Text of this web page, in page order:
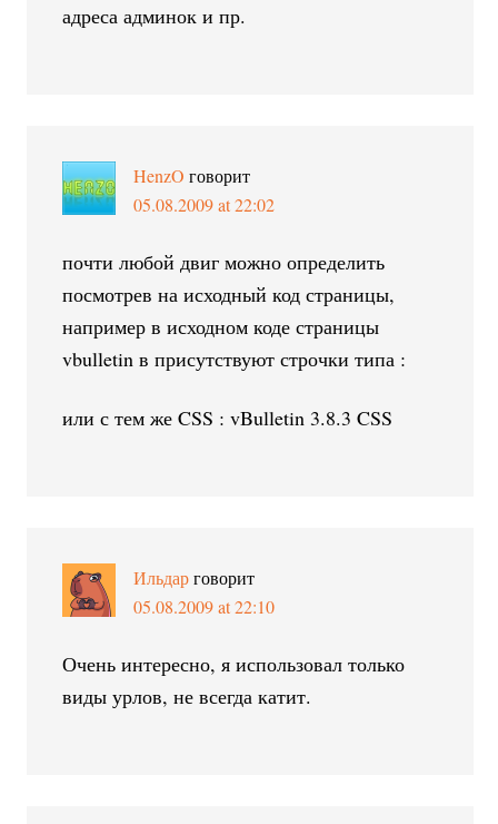
адреса админок и пр.
HenzO говорит
05.08.2009 at 22:02
почти любой двиг можно определить
посмотрев на исходный код страницы,
например в исходном коде страницы
vbulletin в присутствуют строчки типа :
или с тем же CSS : vBulletin 3.8.3 CSS
Ильдар говорит
05.08.2009 at 22:10
Очень интересно, я использовал только
виды урлов, не всегда катит.